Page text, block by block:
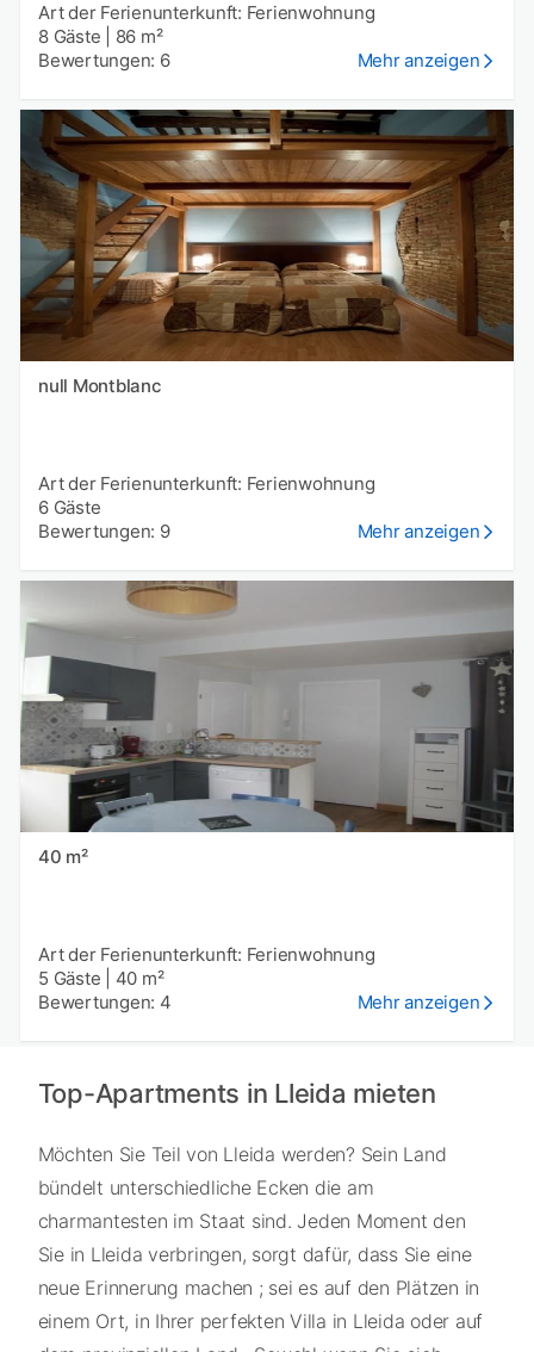
Art der Ferienunterkunft: Ferienwohnung
8 Gäste
86 m²
Bewertungen: 6
Mehr anzeigen
null Montblanc
Art der Ferienunterkunft: Ferienwohnung
6 Gäste
Bewertungen: 9
Mehr anzeigen
40 m²
Art der Ferienunterkunft: Ferienwohnung
5 Gäste
40 m²
Bewertungen: 4
Mehr anzeigen
Top-Apartments in Lleida mieten
Möchten Sie Teil von Lleida werden? Sein Land
bündelt unterschiedliche Ecken die am
charmantesten im Staat sind. Jeden Moment den
Sie in Lleida verbringen, sorgt dafür, dass Sie eine
neue Erinnerung machen ; sei es auf den Plätzen in
einem Ort, in Ihrer perfekten Villa in Lleida oder auf